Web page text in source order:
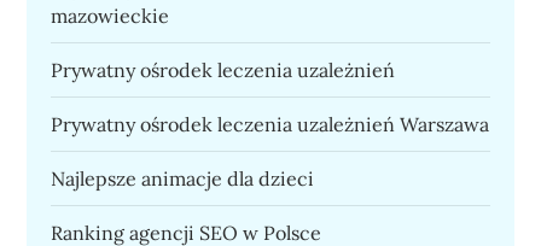
mazowieckie
Prywatny ośrodek leczenia uzależnień
Prywatny ośrodek leczenia uzależnień Warszawa
Najlepsze animacje dla dzieci
Ranking agencji SEO w Polsce